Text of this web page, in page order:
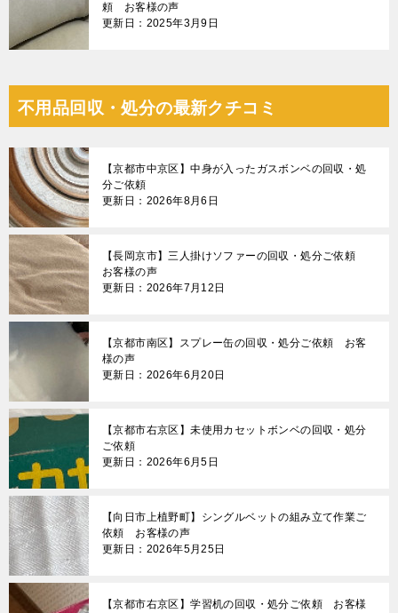
頼 お客様の声
更新日：2025年3月9日
不用品回収・処分の最新クチコミ
【京都市中京区】中身が入ったガスボンベの回収・処
分ご依頼
更新日：2026年8月6日
【長岡京市】三人掛けソファーの回収・処分ご依頼
お客様の声
更新日：2026年7月12日
【京都市南区】スプレー缶の回収・処分ご依頼 お客
様の声
更新日：2026年6月20日
【京都市右京区】未使用カセットボンベの回収・処分
ご依頼
更新日：2026年6月5日
【向日市上植野町】シングルベットの組み立て作業ご
依頼 お客様の声
更新日：2026年5月25日
【京都市右京区】学習机の回収・処分ご依頼 お客様